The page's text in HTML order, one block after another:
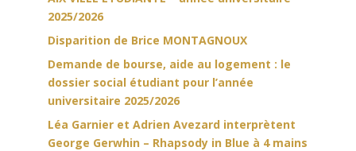
2025/2026
Disparition de Brice MONTAGNOUX
Demande de bourse, aide au logement : le
dossier social étudiant pour l’année
universitaire 2025/2026
Léa Garnier et Adrien Avezard interprètent
George Gerwhin – Rhapsody in Blue à 4 mains